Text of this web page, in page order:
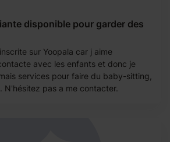
disponible pour garder des
sur Yoopala car j aime
avec les enfants et donc je
services pour faire du baby-sitting,
N'hésitez pas a me contacter.